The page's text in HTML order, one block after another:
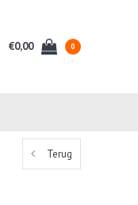
€0,00 0
Terug